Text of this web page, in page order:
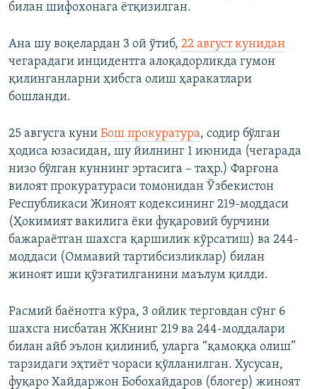
билан шифохонага ётқизилган.
Ана шу воқелардан 3 ой ўтиб, 22 август кунидан
чегарадаги инцидентга алоқадорликда гумон
қилинганларни ҳибсга олиш ҳаракатлари
бошланди.
25 авгусга куни Бош прокуратура, содир бўлган
ҳодиса юзасидан, шу йилнинг 1 июнида (чегарада
низо бўлган куннинг эртасига – таҳр.) Фарғона
вилоят прокуратураси томонидан Ўзбекистон
Республикаси Жиноят кодексининг 219-моддаси
(Ҳокимият вакилига ёки фуқаровий бурчини
бажараётган шахсга қаршилик кўрсатиш) ва 244-
моддаси (Оммавий тартибсизликлар) билан
жиноят иши қўзғатилганини маълум қилди.
Расмий баёнотга кўра, 3 ойлик терговдан сўнг 6
шахсга нисбатан ЖКнинг 219 ва 244-моддалари
билан айб эълон қилиниб, уларга “қамоққа олиш”
тарзидаги эҳтиёт чораси қўлланилган. Хусусан,
фуқаро Хайдаржон Бобохайдаров (блогер) жиноят